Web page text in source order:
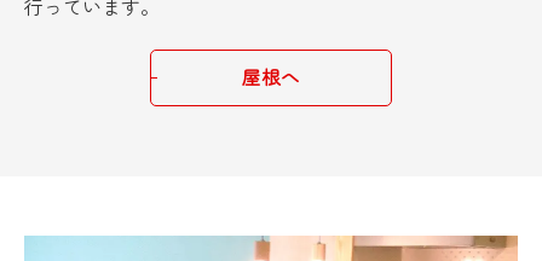
行っています。
屋根へ